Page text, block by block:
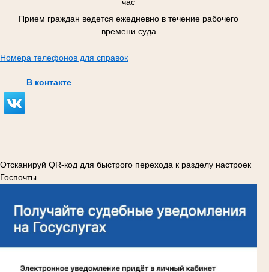
Прием граждан ведется ежедневно в течение рабочего
времени суда
Номера телефонов для справок
В контакте
Отсканируй QR-код для быстрого перехода к разделу настроек
Госпочты